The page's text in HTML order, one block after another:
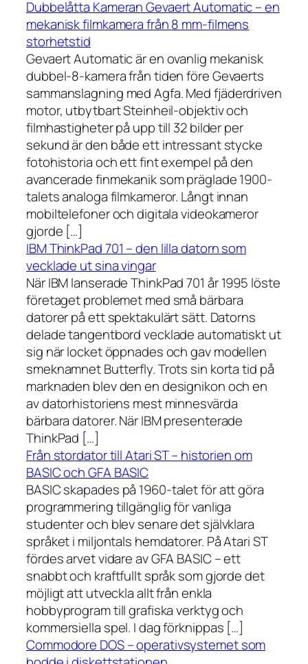
Dubbelåtta Kameran Gevaert Automatic – en
mekanisk filmkamera från 8 mm-filmens
storhetstid
Gevaert Automatic är en ovanlig mekanisk
dubbel-8-kamera från tiden före Gevaerts
sammanslagning med Agfa. Med fjäderdriven
motor, utbytbart Steinheil-objektiv och
filmhastigheter på upp till 32 bilder per
sekund är den både ett intressant stycke
fotohistoria och ett fint exempel på den
avancerade finmekanik som präglade 1900-
talets analoga filmkameror. Långt innan
mobiltelefoner och digitala videokameror
gjorde […]
IBM ThinkPad 701 – den lilla datorn som
vecklade ut sina vingar
När IBM lanserade ThinkPad 701 år 1995 löste
företaget problemet med små bärbara
datorer på ett spektakulärt sätt. Datorns
delade tangentbord vecklade automatiskt ut
sig när locket öppnades och gav modellen
smeknamnet Butterfly. Trots sin korta tid på
marknaden blev den en designikon och en
av datorhistoriens mest minnesvärda
bärbara datorer. När IBM presenterade
ThinkPad […]
Från stordator till Atari ST – historien om
BASIC och GFA BASIC
BASIC skapades på 1960-talet för att göra
programmering tillgänglig för vanliga
studenter och blev senare det självklara
språket i miljontals hemdatorer. På Atari ST
fördes arvet vidare av GFA BASIC – ett
snabbt och kraftfullt språk som gjorde det
möjligt att utveckla allt från enkla
hobbyprogram till grafiska verktyg och
kommersiella spel. I dag förknippas […]
Commodore DOS – operativsystemet som